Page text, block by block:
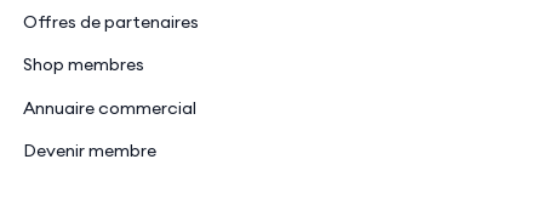
Offres de partenaires
Shop membres
Annuaire commercial
Devenir membre